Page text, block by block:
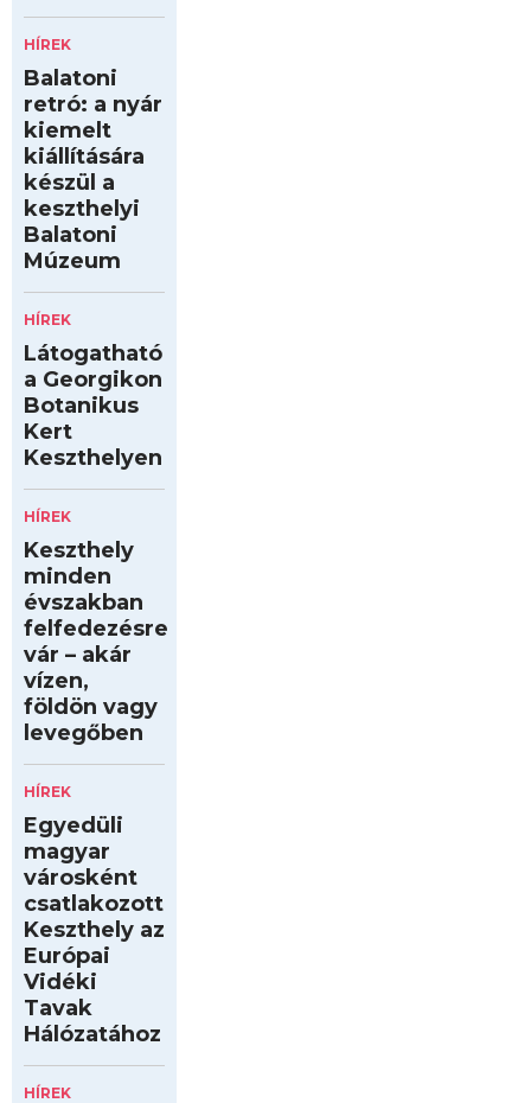
HÍREK
Balatoni
retró: a nyár
kiemelt
kiállítására
készül a
keszthelyi
Balatoni
Múzeum
HÍREK
Látogatható
a Georgikon
Botanikus
Kert
Keszthelyen
HÍREK
Keszthely
minden
évszakban
felfedezésre
vár – akár
vízen,
földön vagy
levegőben
HÍREK
Egyedüli
magyar
városként
csatlakozott
Keszthely az
Európai
Vidéki
Tavak
Hálózatához
HÍREK